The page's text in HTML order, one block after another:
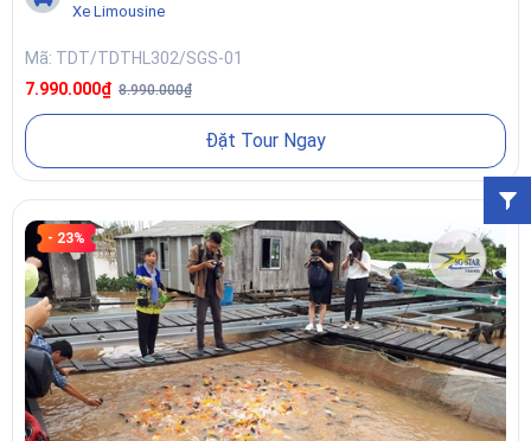
Xe Limousine
Mã: TDT/TDTHL302/SGS-01
7.990.000₫ 8.990.000₫
Đặt Tour Ngay
- 23%